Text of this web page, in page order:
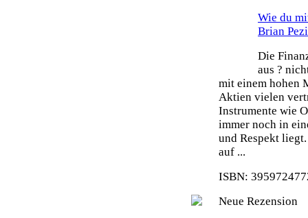
Wie du
Brian
Die
aus ?
mit einem hohen
Aktien vielen
Instrumente wie
immer noch in
und Respekt
auf ...
ISBN:
Neue Rezension